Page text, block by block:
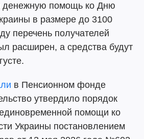
денежную помощь ко Дню
в размере до 3100
перечень получателей
расширен, а средства будут
в Пенсионном фонде
утвердило порядок
помощи ко
Украины постановлением